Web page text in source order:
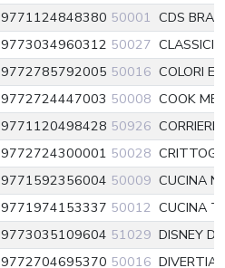
9771124848380 50001 CDS
9773034960312 50027 CLASSICI
9772785792005 50016 COLORI E
9772724447003 50008 COOK
9771120498428 50926
9772724300001 50028
9771592356004 50009 CUCINA
9771974153337 50012 CUCINA
9773035109604 51029 DISNEY
9772704695370 50016